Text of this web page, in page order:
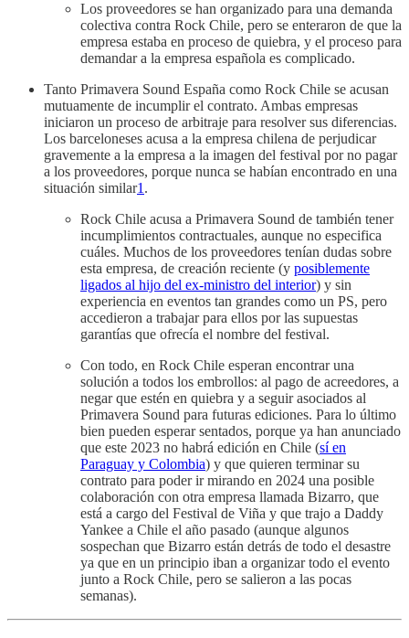
Los proveedores se han organizado para una demanda
colectiva contra Rock Chile, pero se enteraron de que la
empresa estaba en proceso de quiebra, y el proceso para
demandar a la empresa española es complicado.
Tanto Primavera Sound España como Rock Chile se acusan
mutuamente de incumplir el contrato. Ambas empresas
iniciaron un proceso de arbitraje para resolver sus diferencias.
Los barceloneses acusa a la empresa chilena de perjudicar
gravemente a la empresa a la imagen del festival por no pagar
a los proveedores, porque nunca se habían encontrado en una
situación similar1 .
Rock Chile acusa a Primavera Sound de también tener
incumplimientos contractuales, aunque no especifica
cuáles. Muchos de los proveedores tenían dudas sobre
esta empresa, de creación reciente (y posiblemente
ligados al hijo del ex-ministro del interior) y sin
experiencia en eventos tan grandes como un PS, pero
accedieron a trabajar para ellos por las supuestas
garantías que ofrecía el nombre del festival.
Con todo, en Rock Chile esperan encontrar una
solución a todos los embrollos: al pago de acreedores, a
negar que estén en quiebra y a seguir asociados al
Primavera Sound para futuras ediciones. Para lo último
bien pueden esperar sentados, porque ya han anunciado
que este 2023 no habrá edición en Chile (sí en
Paraguay y Colombia) y que quieren terminar su
contrato para poder ir mirando en 2024 una posible
colaboración con otra empresa llamada Bizarro, que
está a cargo del Festival de Viña y que trajo a Daddy
Yankee a Chile el año pasado (aunque algunos
sospechan que Bizarro están detrás de todo el desastre
ya que en un principio iban a organizar todo el evento
junto a Rock Chile, pero se salieron a las pocas
semanas).